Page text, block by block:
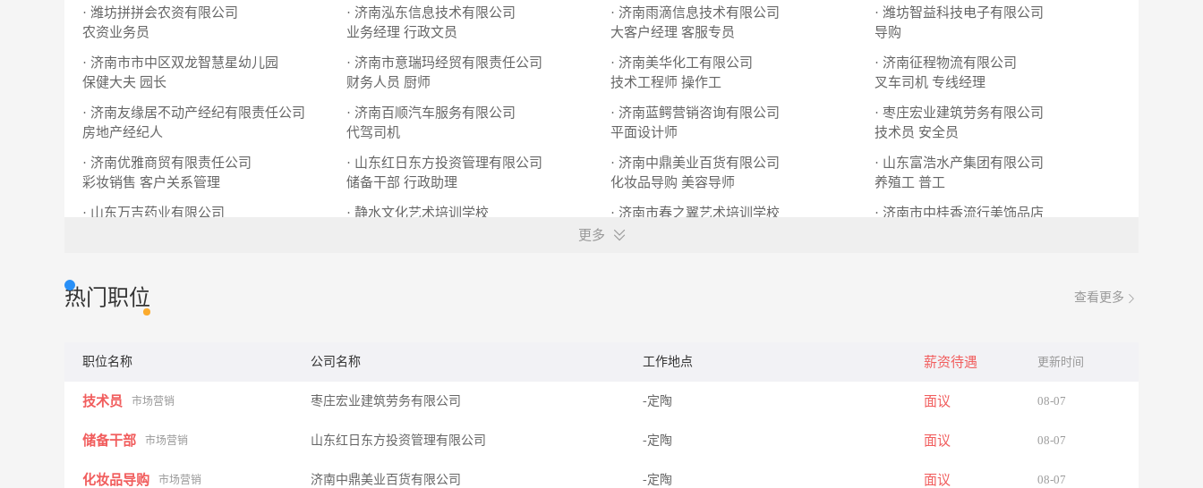
· 潍坊拼拼会农资有限公司
农资业务员
· 济南泓东信息技术有限公司
业务经理 行政文员
· 济南雨滴信息技术有限公司
大客户经理 客服专员
· 潍坊智益科技电子有限公司
导购
· 济南市市中区双龙智慧星幼儿园
保健大夫 园长
· 济南市意瑞玛经贸有限责任公司
财务人员 厨师
· 济南美华化工有限公司
技术工程师 操作工
· 济南征程物流有限公司
叉车司机 专线经理
· 济南友缘居不动产经纪有限责任公司
房地产经纪人
· 济南百顺汽车服务有限公司
代驾司机
· 济南蓝鳄营销咨询有限公司
平面设计师
· 枣庄宏业建筑劳务有限公司
技术员 安全员
· 济南优雅商贸有限责任公司
彩妆销售 客户关系管理
· 山东红日东方投资管理有限公司
储备干部 行政助理
· 济南中鼎美业百货有限公司
化妆品导购 美容导师
· 山东富浩水产集团有限公司
养殖工 普工
· 山东万吉药业有限公司
· 静水文化艺术培训学校
· 济南市春之翼艺术培训学校
课程顾问
· 济南市中桂香流行美饰品店
更多
热门职位 查看更多
职位名称 公司名称 工作地点 薪资待遇 更新时间
技术员 市场营销 枣庄宏业建筑劳务有限公司 -定陶 面议 08-07
储备干部 市场营销 山东红日东方投资管理有限公司 -定陶 面议 08-07
化妆品导购 市场营销 济南中鼎美业百货有限公司 -定陶 面议 08-07